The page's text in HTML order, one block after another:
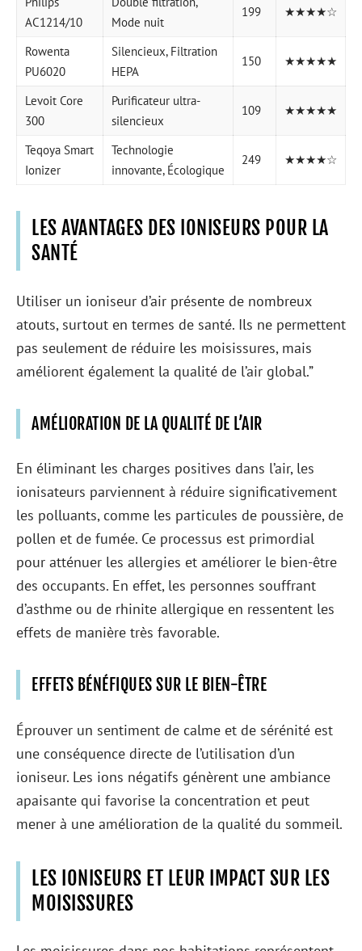
AC1214/10
Mode nuit
199 ★★★★☆
Rowenta
PU6020
Silencieux, Filtration
HEPA
150 ★★★★★
Levoit Core
300
Purificateur ultra-
silencieux
109 ★★★★★
Teqoya Smart
Ionizer
Technologie
innovante, Écologique
249 ★★★★☆
LES AVANTAGES DES IONISEURS POUR LA
SANTÉ
Utiliser un ioniseur d’air présente de nombreux
atouts, surtout en termes de santé. Ils ne permettent
pas seulement de réduire les moisissures, mais
améliorent également la qualité de l’air global.”
AMÉLIORATION DE LA QUALITÉ DE L’AIR
En éliminant les charges positives dans l’air, les
ionisateurs parviennent à réduire significativement
les polluants, comme les particules de poussière, de
pollen et de fumée. Ce processus est primordial
pour atténuer les allergies et améliorer le bien-être
des occupants. En effet, les personnes souffrant
d’asthme ou de rhinite allergique en ressentent les
effets de manière très favorable.
EFFETS BÉNÉFIQUES SUR LE BIEN-ÊTRE
Éprouver un sentiment de calme et de sérénité est
une conséquence directe de l’utilisation d’un
ioniseur. Les ions négatifs génèrent une ambiance
apaisante qui favorise la concentration et peut
mener à une amélioration de la qualité du sommeil.
LES IONISEURS ET LEUR IMPACT SUR LES
MOISISSURES